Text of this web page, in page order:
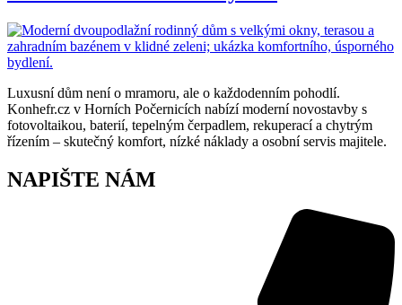
Luxusní dům není o mramoru, ale o každodenním pohodlí.
Konhefr.cz v Horních Počernicích nabízí moderní novostavby s
fotovoltaikou, baterií, tepelným čerpadlem, rekuperací a chytrým
řízením – skutečný komfort, nízké náklady a osobní servis majitele.
NAPIŠTE NÁM